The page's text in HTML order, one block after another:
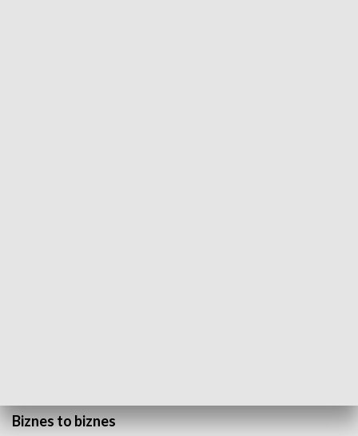
Biznes to biznes